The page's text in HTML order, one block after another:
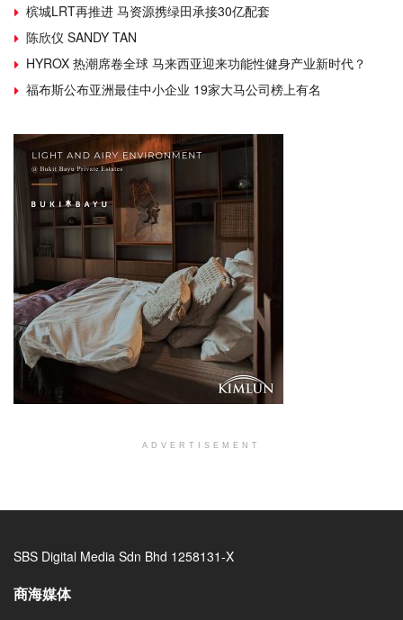
槟城LRT再推进 马资源携绿田承接30亿配套
陈欣仪 SANDY TAN
HYROX 热潮席卷全球 马来西亚迎来功能性健身产业新时代？
福布斯公布亚洲最佳中小企业 19家大马公司榜上有名
ADVERTISEMENT
SBS Digital Media Sdn Bhd 1258131-X
商海媒体